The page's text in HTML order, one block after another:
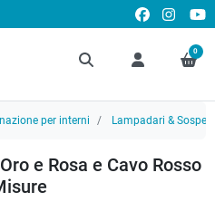
0
per interni Lampadari &
e Rosa e Cavo Rosso